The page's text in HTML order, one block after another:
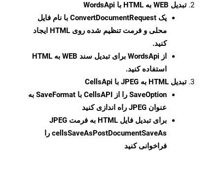
تبدیل WEB به HTML با WordsApi
یک ConvertDocumentRequest با نام فایل
محلی و فرمت تنظیم شده روی HTML ایجاد
کنید.
از WordsApi برای تبدیل سند WEB به HTML
استفاده کنید.
تبدیل HTML به JPEG با CellsApi
SaveOption
را از CellsAPI با SaveFormat به
عنوان JPEG راه اندازی کنید
برای تبدیل فایل HTML به فرمت
JPEG
cellsSaveAsPostDocumentSaveAs را
فراخوانی کنید